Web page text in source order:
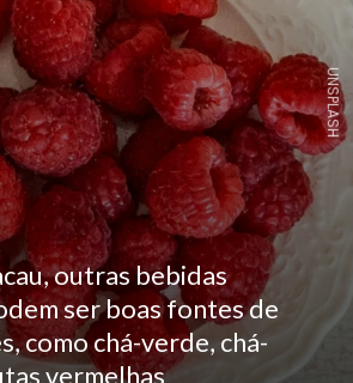
outras bebidas
ser boas fontes de
como chá-verde, chá-
vermelhas
UNSPLASH